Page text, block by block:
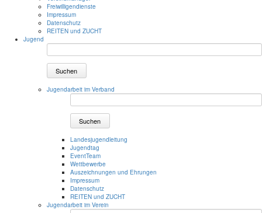
Freiwilligendienste
Impressum
Datenschutz
REITEN und ZUCHT
Jugend
Suchen
Jugendarbeit im Verband
Suchen
Landesjugendleitung
Jugendtag
EventTeam
Wettbewerbe
Auszeichnungen und Ehrungen
Impressum
Datenschutz
REITEN und ZUCHT
Jugendarbeit im Verein